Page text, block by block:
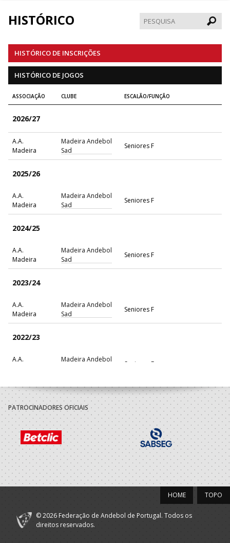
HISTÓRICO
HISTÓRICO DE INSCRIÇÕES
HISTÓRICO DE JOGOS
ASSOCIAÇÃO CLUBE ESCALÃO/FUNÇÃO
2026/27
A.A.
Madeira
Madeira Andebol
Sad
Seniores F
2025/26
A.A.
Madeira
Madeira Andebol
Sad
Seniores F
2024/25
A.A.
Madeira
Madeira Andebol
Sad
Seniores F
2023/24
A.A.
Madeira
Madeira Andebol
Sad
Seniores F
2022/23
A.A.
Madeira Andebol
Seniores F
2021/22
A.A. Viseu
AD - ACADEMIA
ANDEBOL SÃO
PEDRO DO SUL
Seniores F
A.A.
Madeira
Madeira Andebol
Sad
Seniores F
PATROCINADORES OFICIAIS
TOPO
HOME
© 2026 Federação de Andebol de Portugal. Todos os
direitos reservados.